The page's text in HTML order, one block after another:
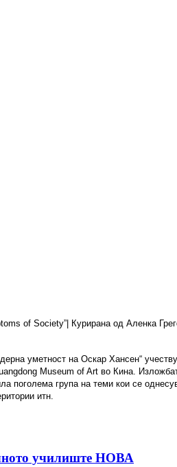
of Society” | Курирана од Аленка
уметност на Оскар Хансен“
Museum of Art во Кина.
поголема група на теми кои се
итн.
училиште НОВА